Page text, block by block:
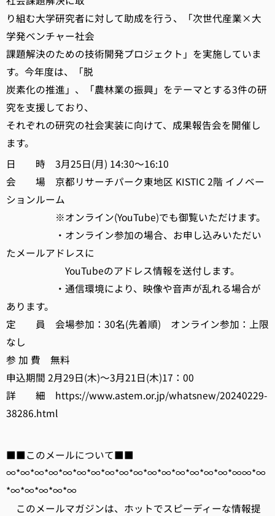
り組む大学研究者に対して助成を行う、「次世代産業×大
学発ベンチャー社会
課題解決のための技術開発プロジェクト」を実施していま
す。今年度は、「脱
炭素化の推進」、「農林業の振興」をテーマとする3件の研
究を支援しており、
それぞれの研究の社会実装に向けて、成果報告会を開催し
ます。
日 時 3月25日(月) 14:30～16:10
会 場 京都リサーチパーク東地区 KISTIC 2階 イノベー
ションルーム
※オンライン(YouTube)でも御覧いただけます。
・オンライン参加の場合、お申し込みいただい
たメールアドレスに
YouTubeのアドレス情報を送付します。
・通信環境により、映像や音声が乱れる場合が
あります。
定 員 会場参加：30名(先着順) オンライン参加：上限
なし
参 加 費 無料
申込期間 2月29日(木)～3月21日(木)17：00
詳 細 https://www.astem.or.jp/whatsnew/20240229-
38286.html
■■このメールについて■■
∞*∞*∞*∞*∞*∞*∞*∞*∞*∞*∞*∞*∞*∞*∞*∞*∞∞*∞
*∞*∞*∞*∞*∞
このメールマガジンは、ホットでスピーディーな情報提